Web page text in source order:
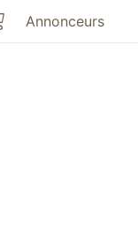
Mon panier
Annonceurs